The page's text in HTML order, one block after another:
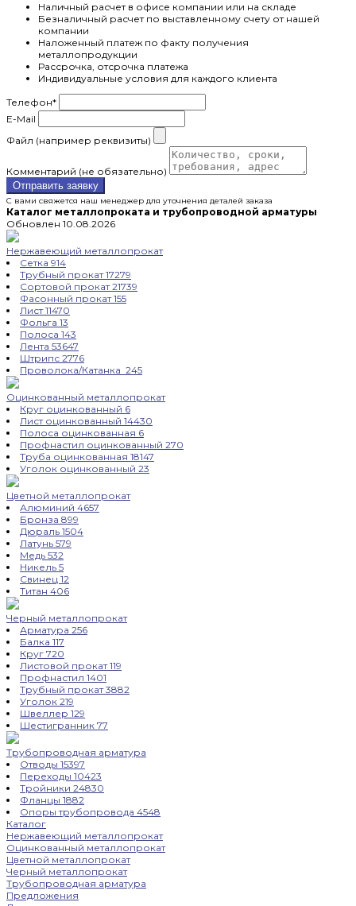
Наличный расчет в офисе компании или на складе
Безналичный расчет по выставленному счету от нашей
компании
Наложенный платеж по факту получения
металлопродукции
Рассрочка, отсрочка платежа
Индивидуальные условия для каждого клиента
Телефон*
E-Mail
Файл (например реквизиты)
Комментарий (не обязательно)
Отправить заявку
С вами свяжется наш менеджер для уточнения деталей заказа
Каталог металлопроката и трубопроводной арматуры
Обновлен 10.08.2026
Нержавеющий металлопрокат
Сетка 914
Трубный прокат17279
Сортовой прокат21739
Фасонный прокат155
Лист11470
Фольга 13
Полоса 143
Лента 53647
Штрипс 2776
Проволока/Катанка 245
Оцинкованный металлопрокат
Круг оцинкованный 6
Лист оцинкованный 14430
Полоса оцинкованная 6
Профнастил оцинкованный 270
Труба оцинкованная 18147
Уголок оцинкованный 23
Цветной металлопрокат
Алюминий 4657
Бронза 899
Дюраль 1504
Латунь 579
Медь 532
Никель 5
Свинец 12
Титан 406
Черный металлопрокат
Арматура 256
Балка 117
Круг 720
Листовой прокат119
Профнастил 1401
Трубный прокат3882
Уголок 219
Швеллер 129
Шестигранник 77
Трубопроводная арматура
Отводы 15397
Переходы 10423
Тройники 24830
Фланцы 1882
Опоры трубопровода 4548
Каталог
Нержавеющий металлопрокат
Оцинкованный металлопрокат
Цветной металлопрокат
Черный металлопрокат
Трубопроводная арматура
Предложения